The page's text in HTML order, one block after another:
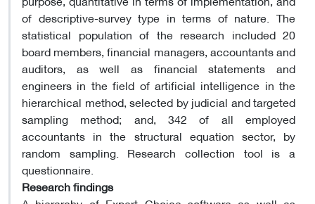
of descriptive-survey type in terms of nature. The
statistical population of the research included 20
board members, financial managers, accountants and
auditors, as well as financial statements and
engineers in the field of artificial intelligence in the
hierarchical method, selected by judicial and targeted
sampling method; and, 342 of all employed
accountants in the structural equation sector, by
random sampling. Research collection tool is a
questionnaire.
Research findings